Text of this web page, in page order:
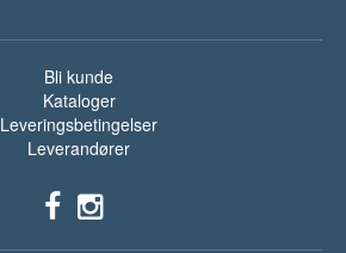
Bli kunde
Kataloger
Leveringsbetingelser
Leverandører